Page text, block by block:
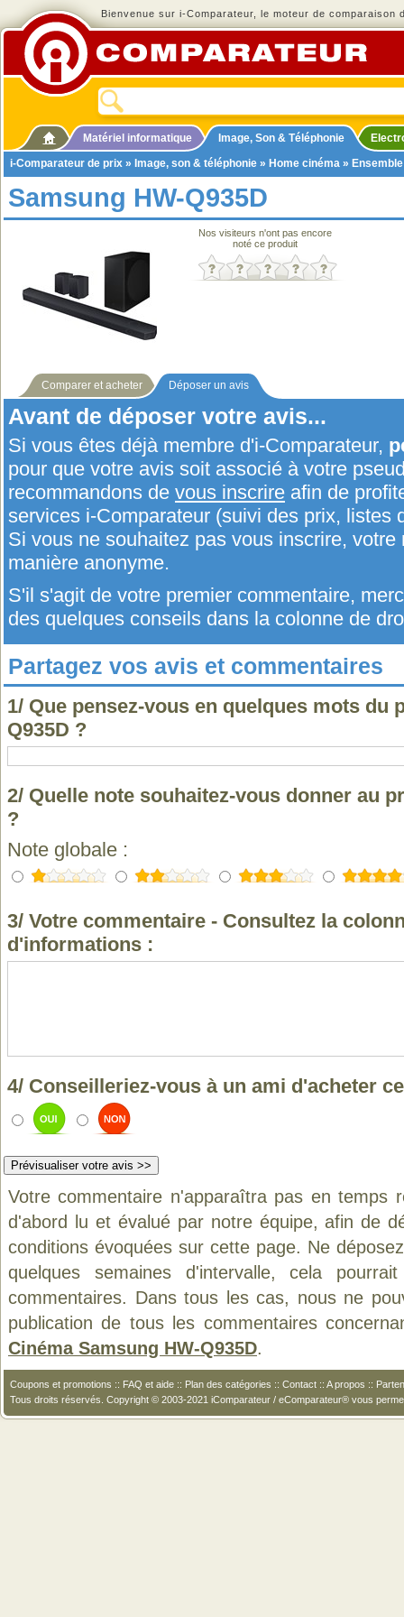
Bienvenue sur i-Comparateur, le moteur de comparaison
Matériel informatique Image, Son & Téléphonie
i-Comparateur de prix » Image, son & téléphonie » Home cinéma »
Samsung HW-Q935D
Nos visiteurs n'ont pas encore
noté ce produit
Comparer et acheter Déposer un avis
Avant de déposer votre avis...
Si vous êtes déjà membre d'i-Comparateur,
pour que votre avis soit associé à votre
recommandons de vous inscrire afin de
services i-Comparateur (suivi des prix, listes
Si vous ne souhaitez pas vous inscrire,
manière anonyme.
S'il s'agit de votre premier commentaire,
des quelques conseils dans la colonne de
Partagez vos avis et commentaires
1/ Que pensez-vous en quelques mots du
Q935D ?
2/ Quelle note souhaitez-vous donner au
?
Note globale :
3/ Votre commentaire - Consultez la
d'informations :
4/ Conseilleriez-vous à un ami d'acheter
Votre commentaire n'apparaîtra pas en temps
d'abord lu et évalué par notre équipe, afin de
conditions évoquées sur cette page. Ne
quelques semaines d'intervalle, cela
commentaires. Dans tous les cas, nous ne
publication de tous les commentaires
Cinéma Samsung HW-Q935D.
Coupons et promotions :: FAQ et aide :: Plan des catégories :: Contact :: A propos ::
Tous droits réservés. Copyright © 2003-2021 iComparateur / eComparateur® vous